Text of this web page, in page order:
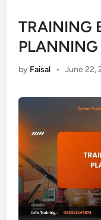
TRAINING
by Faisal • June 22,